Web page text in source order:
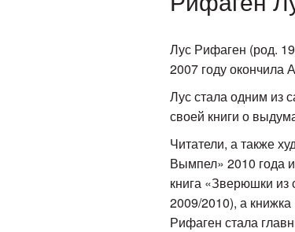
Лус Рифаген (род.
2007 году окончила
Лус стала одним из
своей книги о
Читатели, а также
Вымпел» 2010 года
книга «Зверюшки из
2009/2010), а
Рифаген стала